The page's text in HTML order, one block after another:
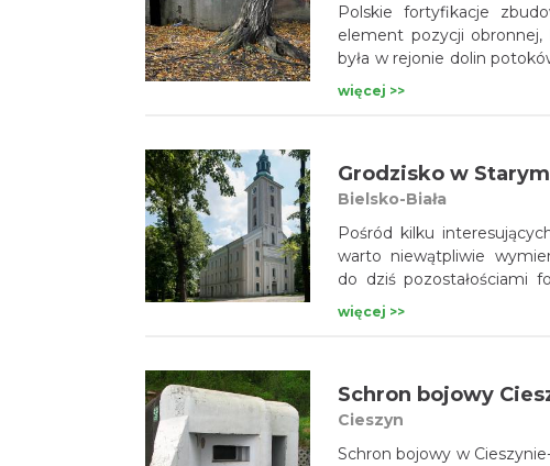
Polskie fortyfikacje
element pozycji obronnej,
była w rejonie dolin
Otaczając od
z największych naszych
więcej >>
Bielsko-Biała
Pośród kilku
warto niewątpliwie
do dziś pozostałościami
dawno nie istniało, był
gdy pojawiły się tu
więcej >>
Schron bojowy
Cieszyn
Schron bojowy w